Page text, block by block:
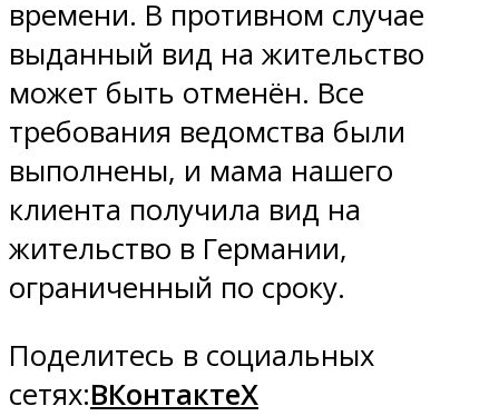
времени. В противном случае
выданный вид на жительство
может быть отменён. Все
требования ведомства были
выполнены, и мама нашего
клиента получила вид на
жительство в Германии,
ограниченный по сроку.
Поделитесь в социальных
сетях:ВКонтактеX